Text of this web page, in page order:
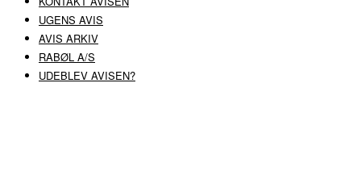
UGENS AVIS
AVIS ARKIV
RABØL A/S
UDEBLEV AVISEN?